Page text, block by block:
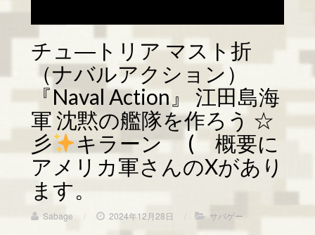
チュ―トリア マスト折
（ナバルアクション）
『Naval Action』 江田島海
軍 沈黙の艦隊を作ろう ☆
彡
キラーン ( 概要に
アメリカ軍さんのXがあり
ます。
Sabage / 2024年12月28日 サバゲー